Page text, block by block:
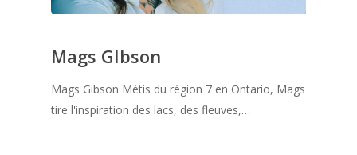
Mags GIbson
Mags Gibson Métis du région 7 en Ontario, Mags
tire l'inspiration des lacs, des fleuves,…